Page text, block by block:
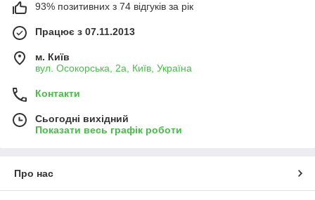
93% позитивних з 74 відгуків за рік
Працює з 07.11.2013
м. Київ
вул. Осокорська, 2а, Київ, Україна
Контакти
Сьогодні вихідний
Показати весь графік роботи
Про нас